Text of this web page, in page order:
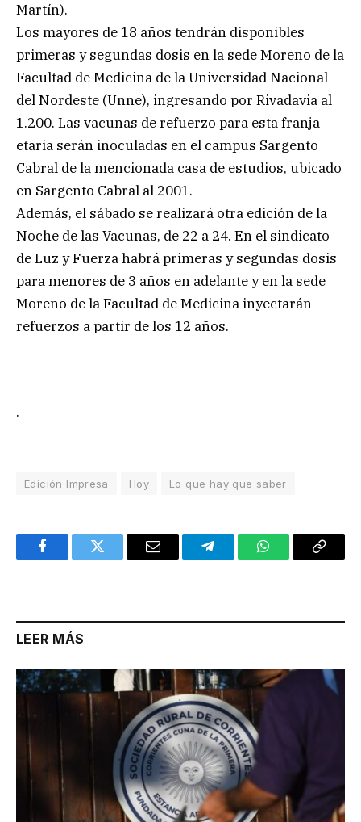
Martín).
Los mayores de 18 años tendrán disponibles
primeras y segundas dosis en la sede Moreno de la
Facultad de Medicina de la Universidad Nacional
del Nordeste (Unne), ingresando por Rivadavia al
1.200. Las vacunas de refuerzo para esta franja
etaria serán inoculadas en el campus Sargento
Cabral de la mencionada casa de estudios, ubicado
en Sargento Cabral al 2001.
Además, el sábado se realizará otra edición de la
Noche de las Vacunas, de 22 a 24. En el sindicato
de Luz y Fuerza habrá primeras y segundas dosis
para menores de 3 años en adelante y en la sede
Moreno de la Facultad de Medicina inyectarán
refuerzos a partir de los 12 años.
.
Edición Impresa Hoy Lo que hay que saber
FacebookTwitter Email TelegramWhatsAppCopy
LEER MÁS